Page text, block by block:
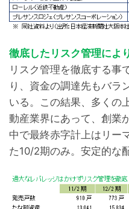
徹底したリスク管理によ
リスク管理を徹底する事
り、資金の調達先もバラ
いる。この結果、多くの
動産業界にあって、創業
中で最終赤字計上はリー
た10/2期のみ。安定的な